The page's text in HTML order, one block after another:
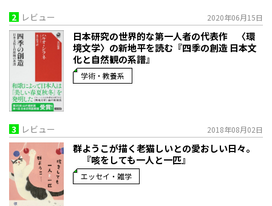
2 レビュー 2020年06月15日
日本研究の世界的な第一人者の代表作 〈環
境文学〉の新地平を読む『四季の創造 日本文
化と自然観の系譜』
学術・教養系
3 レビュー 2018年08月02日
群ようこが描く老猫しいとの愛おしい日々。
『咳をしても一人と一匹』
エッセイ・雑学